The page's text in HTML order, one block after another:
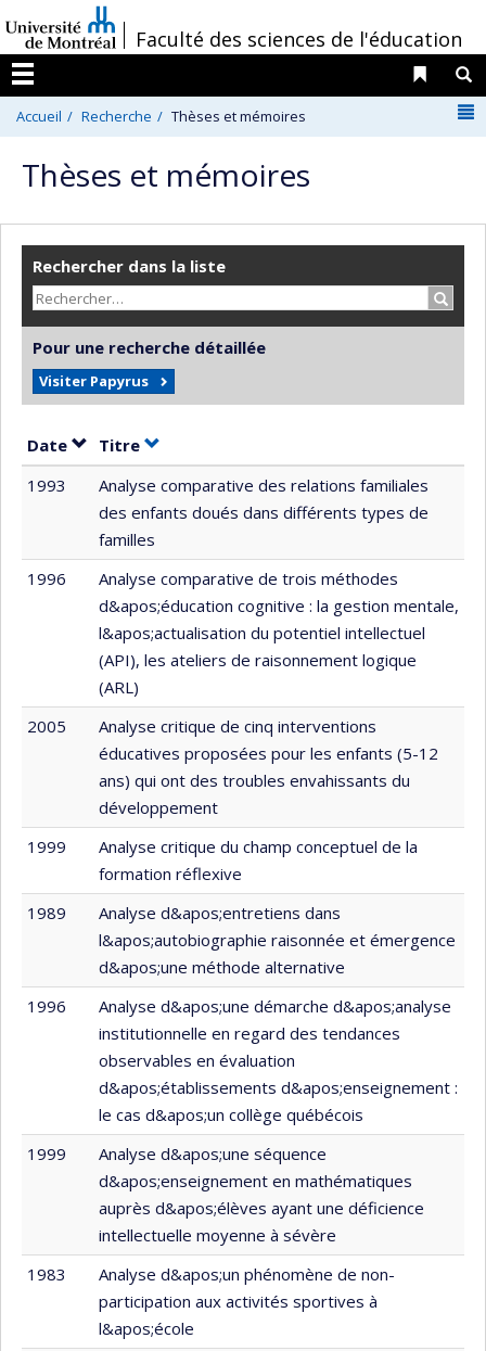
au
contenu
/Faculté des sciences de l'éducation
Menu
Liens
Accueil Recherche Thèses et mémoires
Thèses et mémoires
Rechercher dans la liste
Pour une recherche détaillée
Visiter Papyrus
Date Trier par date en ordre croissant
Titre Trier par titre en ordre croissant
1993
Analyse comparative des relations familiales
des enfants doués dans différents types de
familles
1996
Analyse comparative de trois méthodes
d&apos;éducation cognitive : la gestion mentale,
l&apos;actualisation du potentiel intellectuel
(API), les ateliers de raisonnement logique
(ARL)
2005
Analyse critique de cinq interventions
éducatives proposées pour les enfants (5-12
ans) qui ont des troubles envahissants du
développement
1999
Analyse critique du champ conceptuel de la
formation réflexive
1989
Analyse d&apos;entretiens dans
l&apos;autobiographie raisonnée et émergence
d&apos;une méthode alternative
1996
Analyse d&apos;une démarche d&apos;analyse
institutionnelle en regard des tendances
observables en évaluation
d&apos;établissements d&apos;enseignement :
le cas d&apos;un collège québécois
1999
Analyse d&apos;une séquence
d&apos;enseignement en mathématiques
auprès d&apos;élèves ayant une déficience
intellectuelle moyenne à sévère
1983
Analyse d&apos;un phénomène de non-
participation aux activités sportives à
l&apos;école